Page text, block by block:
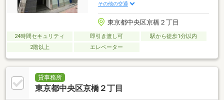
その他の交通
東京都中央区京橋２丁目
24時間セキュリティ 即引き渡し可
駅から徒歩1分以内
2階以上
エレベーター
貸事務所
東京都中央区京橋２丁目